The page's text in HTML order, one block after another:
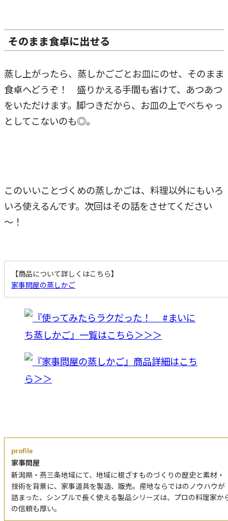
そのまま食卓に出せる
蒸し上がったら、蒸しかごごとお皿にのせ、そのまま
食卓へどうぞ！ 盛りかえる手間も省けて、あつあつ
をいただけます。脚つきだから、お皿の上でべちゃっ
としてこないのも◎。
このいいことづくめの蒸しかごは、料理以外にもいろ
いろ使えるんです。次回はその話をさせてください
～！
【商品について詳しくはこちら】
家事問屋の蒸しかご
profile
家事問屋
新潟県・燕三条地域にて、地域に根ざすものづくりの歴史と素材・
技術を背景に、家事道具を製造、販売。産地ならではのノウハウが
詰まった、シンプルで長く使える製品シリーズは、プロの料理家か
の信頼も厚い。